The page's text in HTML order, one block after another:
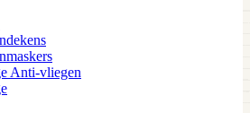
Anti-vliegen